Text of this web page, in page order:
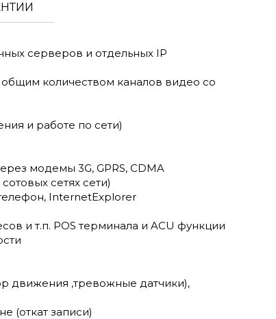
серверов и отдельных IP
количеством каналов видео со
и работе по сети)
модемы 3G, GPRS, CDMA
сетях сети)
InternetExplorer
и т.п. POS терминала и ACU функции
движения ,тревожные датчики),
(откат записи)